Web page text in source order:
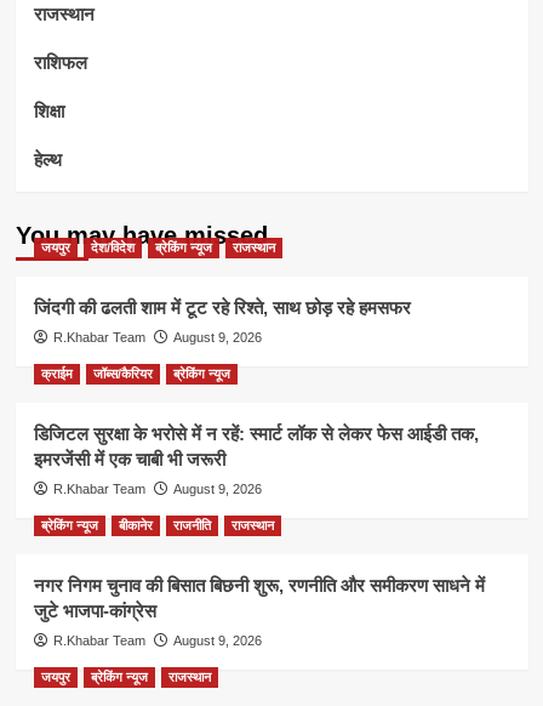
राजस्थान
राशिफल
शिक्षा
हेल्थ
You may have missed
जयपुर देश/विदेश ब्रेकिंग न्यूज राजस्थान
जिंदगी की ढलती शाम में टूट रहे रिश्ते, साथ छोड़ रहे हमसफर
R.Khabar Team August 9, 2026
क्राईम जॉब्स/कैरियर ब्रेकिंग न्यूज
डिजिटल सुरक्षा के भरोसे में न रहें: स्मार्ट लॉक से लेकर फेस आईडी तक,
इमरजेंसी में एक चाबी भी जरूरी
R.Khabar Team August 9, 2026
ब्रेकिंग न्यूज बीकानेर राजनीति राजस्थान
नगर निगम चुनाव की बिसात बिछनी शुरू, रणनीति और समीकरण साधने में
जुटे भाजपा-कांग्रेस
R.Khabar Team August 9, 2026
जयपुर ब्रेकिंग न्यूज राजस्थान